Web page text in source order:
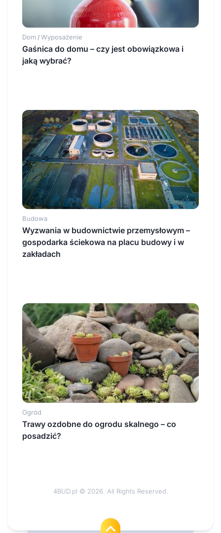
Dom / Wyposażenie
Gaśnica do domu – czy jest obowiązkowa i
jaką wybrać?
Budowa
Wyzwania w budownictwie przemysłowym –
gospodarka ściekowa na placu budowy i w
zakładach
Ogród
Trawy ozdobne do ogrodu skalnego – co
posadzić?
4BUD.pl © 2026. All Rights Reserved.